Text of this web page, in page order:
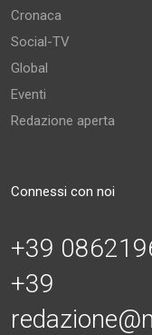
Cronaca
Social-TV
Global
Eventi
Redazione aperta
Connessi con noi
+39
+39